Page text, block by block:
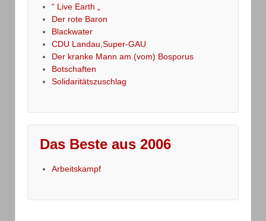
“ Live Earth „
Der rote Baron
Blackwater
CDU Landau,Super-GAU
Der kranke Mann am (vom) Bosporus
Botschaften
Solidaritätszuschlag
Das Beste aus 2006
Arbeitskampf